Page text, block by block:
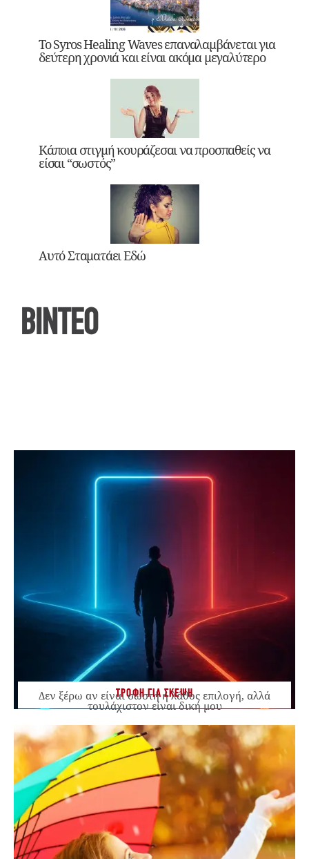
Το Syros Healing Waves επαναλαμβάνεται για
δεύτερη χρονιά και είναι ακόμα μεγαλύτερο
Κάποια στιγμή κουράζεσαι να προσπαθείς να
είσαι “σωστός”
Αυτό Σταματάει Εδώ
ΒΙΝΤΕΟ
ΤΡΟΦΗ ΓΙΑ ΣΚΕΨΗ
Δεν ξέρω αν είναι σωστή ή λάθος επιλογή, αλλά
τουλάχιστον είναι δική μου